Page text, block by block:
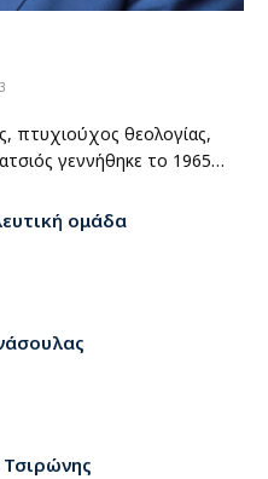
πτυχιούχος θεολογίας,
γεννήθηκε το 1965
ομάδα